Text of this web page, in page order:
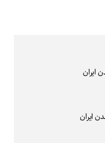
ایران
ایران